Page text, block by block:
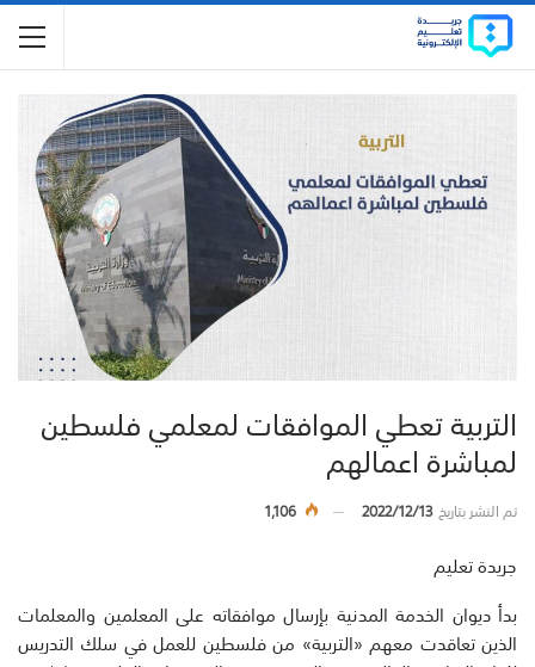
التربية تعطي الموافقات لمعلمي فلسطين
لمباشرة اعمالهم
تم النشر بتاريخ2022/12/13
1,106
جريدة تعليم
بدأ ديوان الخدمة المدنية بإرسال موافقاته على المعلمين والمعلمات
الذين تعاقدت معهم «التربية» من فلسطين للعمل في سلك التدريس